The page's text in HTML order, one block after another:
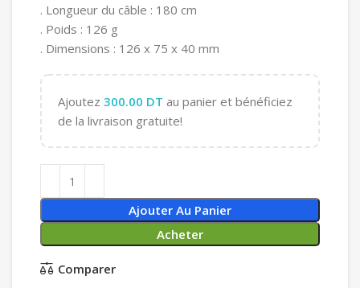
. Longueur du câble : 180 cm
. Poids : 126 g
. Dimensions : 126 x 75 x 40 mm
Ajoutez 300.00 DT au panier et bénéficiez
de la livraison gratuite!
Ajouter Au Panier
Acheter
Comparer